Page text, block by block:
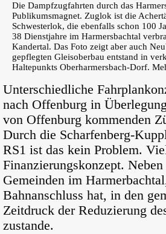
Die Dampfzugfahrten durch das
Publikumsmagnet. Zuglok ist die
Schwesterlok, die ebenfalls schon 100
38 Dienstjahre im Harmersbachtal
Kandertal. Das Foto zeigt aber auch
gepflegten Gleisoberbau entstand in
Haltepunkts Oberharmersbach-Dorf.
Unterschiedliche
nach Offenburg in
von Offenburg kommenden
Durch die Scharfenberg-
RS1 ist das kein Problem.
Finanzierungskonzept.
Gemeinden im
Bahnanschluss hat, in den
Zeitdruck der Reduzierung
zustande.